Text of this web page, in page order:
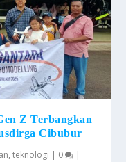
Z Terbangkan
Cibubur
,teknologi | 0 |